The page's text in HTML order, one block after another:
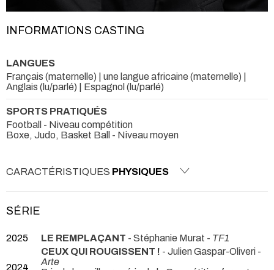
INFORMATIONS CASTING
LANGUES
Français (maternelle) | une langue africaine (maternelle) |
Anglais (lu/parlé) | Espagnol (lu/parlé)
SPORTS PRATIQUÉS
Football - Niveau compétition
Boxe, Judo, Basket Ball - Niveau moyen
CARACTÉRISTIQUES PHYSIQUES
SÉRIE
2025 LE REMPLAÇANT - Stéphanie Murat - TF1
2024
CEUX QUI ROUGISSENT ! - Julien Gaspar-Oliveri -
Arte